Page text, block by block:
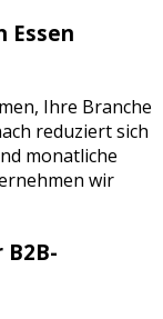
Essen
Ihre Branche
reduziert sich
monatliche
wir
B2B-